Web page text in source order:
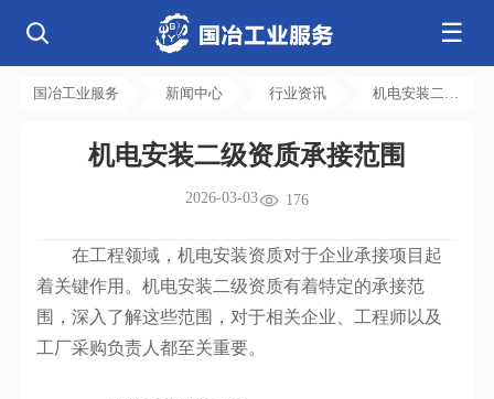
☰
公司简介
发展历程
核心业务
电气工程
钢结构工程
净化工程
弱电工程
消防工程
基控电箱
工程案例
芯片 • 半导体
人工智能 • 机器人
量子 • 脑机
其它
工程技巧
机电知识
安装教程
工业百科
工业问答
国冶工业服务 新闻中心 行业资讯
机电安装二级
机电安装二级资质承接范围
2026-03-03 176
在工程领域，机电安装资质对于企业承接项目起
着关键作用。机电安装二级资质有着特定的承接范
围，深入了解这些范围，对于相关企业、工程师以及
工厂采购负责人都至关重要。